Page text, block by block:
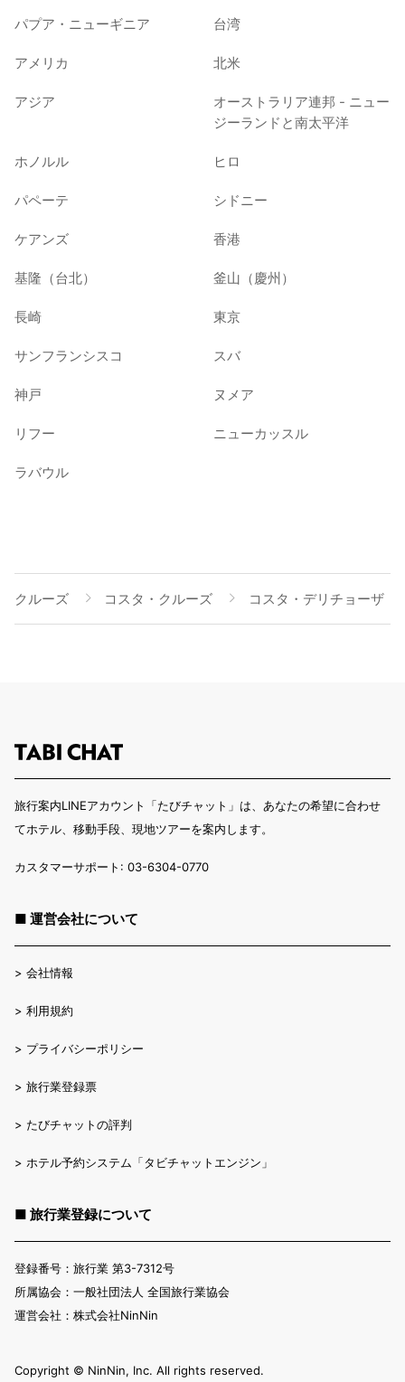
パプア・ニューギニア 台湾
アメリカ 北米
アジア
オーストラリア連邦 - ニュー
ジーランドと南太平洋
ホノルル ヒロ
パペーテ シドニー
ケアンズ 香港
基隆（台北） 釜山（慶州）
長崎 東京
サンフランシスコ スバ
神戸 ヌメア
リフー ニューカッスル
ラバウル
クルーズ コスタ・クルーズ コスタ・デリチョーザ
旅行案内LINEアカウント「たびチャット」は、あなたの希望に合わせ
てホテル、移動手段、現地ツアーを案内します。
カスタマーサポート: 03-6304-0770
■ 運営会社について
> 会社情報
> 利用規約
> プライバシーポリシー
> 旅行業登録票
> たびチャットの評判
> ホテル予約システム「タビチャットエンジン」
■ 旅行業登録について
登録番号：旅行業 第3-7312号
所属協会：一般社団法人 全国旅行業協会
運営会社：株式会社NinNin
Copyright ©︎ NinNin, Inc. All rights reserved.